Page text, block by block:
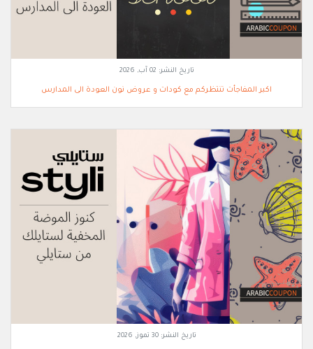
تاريخ النشر: 02 آب, 2026
اكبر المفاجأت تنتظركم مع كودات و عروض نون العودة الى المدارس
تاريخ النشر:30 تموز, 2026